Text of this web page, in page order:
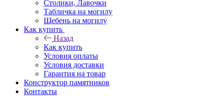
Столики, Лавочки
Табличка на могилу
Щебень на могилу
Как купить
Назад
Как купить
Условия оплаты
Условия доставки
Гарантия на товар
Конструктор памятников
Контакты